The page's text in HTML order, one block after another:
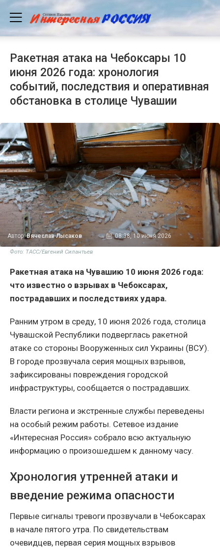
Ракетная атака на Чебоксары 10
июня 2026 года: хронология
событий, последствия и оперативная
обстановка в столице Чувашии
Автор:Вячеслав Лысаков 08:38, 10 июня 2026
Фото: ТАСС/Евгений Силантьев
Ракетная атака на Чувашию 10 июня 2026 года:
что известно о взрывах в Чебоксарах,
пострадавших и последствиях удара.
Ранним утром в среду, 10 июня 2026 года, столица
Чувашской Республики подверглась ракетной
атаке со стороны Вооруженных сил Украины (ВСУ).
В городе прозвучала серия мощных взрывов,
зафиксированы повреждения городской
инфраструктуры, сообщается о пострадавших.
Власти региона и экстренные службы переведены
на особый режим работы. Сетевое издание
«Интересная Россия» собрало всю актуальную
информацию о произошедшем к данному часу.
Хронология утренней атаки и
введение режима опасности
Первые сигналы тревоги прозвучали в Чебоксарах
в начале пятого утра. По свидетельствам
очевидцев, первая серия мощных взрывов